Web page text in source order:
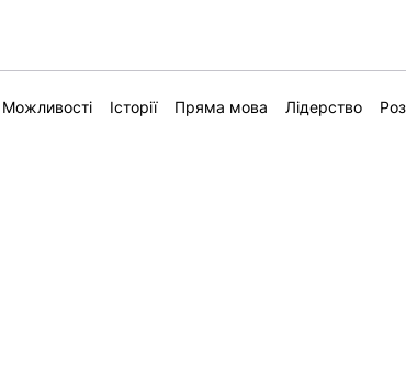
Можливості Історії Пряма мова Лідерство